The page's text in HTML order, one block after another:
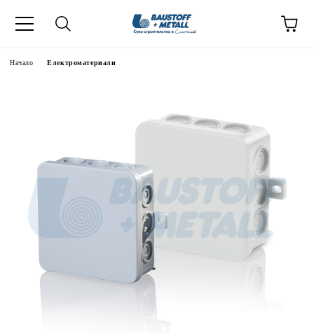
Начало Електроматериали